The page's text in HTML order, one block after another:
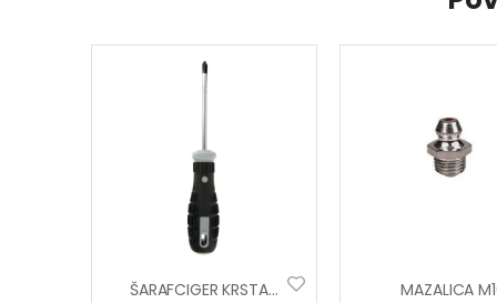
ŠARAFCIGER KRSTASTI PH2 X 100 Mm MAZALICA